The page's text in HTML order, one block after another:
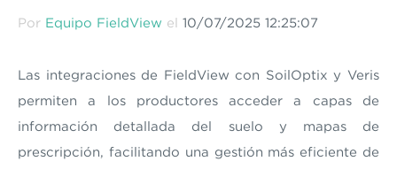
Por Equipo FieldView el 10/07/2025 12:25:07
Las integraciones de FieldView con SoilOptix y Veris
permiten a los productores acceder a capas de
información detallada del suelo y mapas de
prescripción, facilitando una gestión más eficiente de